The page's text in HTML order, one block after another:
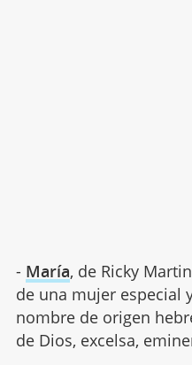
- María, de Ricky
de una mujer especial
nombre de origen
de Dios, excelsa,